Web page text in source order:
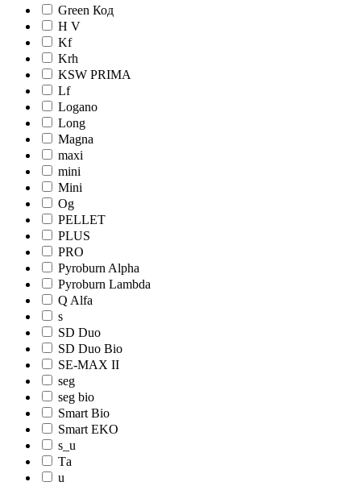
Green Код
H V
Kf
Krh
KSW PRIMA
Lf
Logano
Long
Magna
maxi
mini
Mini
Og
PELLET
PLUS
PRO
Pyroburn Alpha
Pyroburn Lambda
Q Alfa
s
SD Duo
SD Duo Bio
SE-MAX II
seg
seg bio
Smart Bio
Smart EKO
s_u
Tа
u